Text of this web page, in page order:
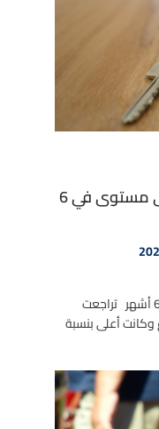
الطلب على الرهن العقاري ينخفض ​​إلى أدنى مستوى في 6
الطلب على الرهن العقاري ينخفض ​​إلى أدنى مستوى في 6 أشهر تراجعت
3٪ خلال الأسبوع وكانت أعلى بنسبة